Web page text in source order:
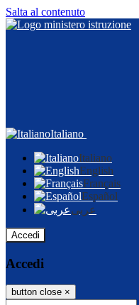
Salta al contenuto
Italiano
Italiano
English
Français
Español
عربى
Accedi
Accedi
button close ×